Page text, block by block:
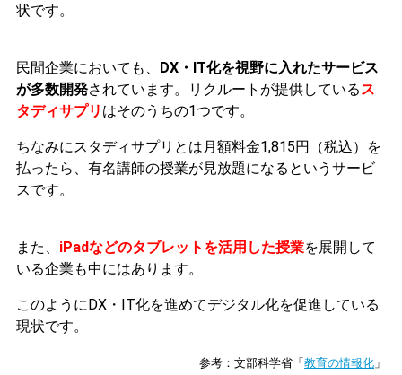
状です。
民間企業においても、 DX・IT化を視野に入れたサービス
が多数開発されています。リクルートが提供しているス
タディサプリ はそのうちの1つです。
ちなみにスタディサプリとは月額料金1,815円（税込）を
払ったら、有名講師の授業が見放題になるというサービ
スです。
また、 iPadなどのタブレットを活用した授業を展開して
いる企業も中にはあります。
このようにDX・IT化を進めてデジタル化を促進している
現状です。
参考：文部科学省「教育の情報化 」